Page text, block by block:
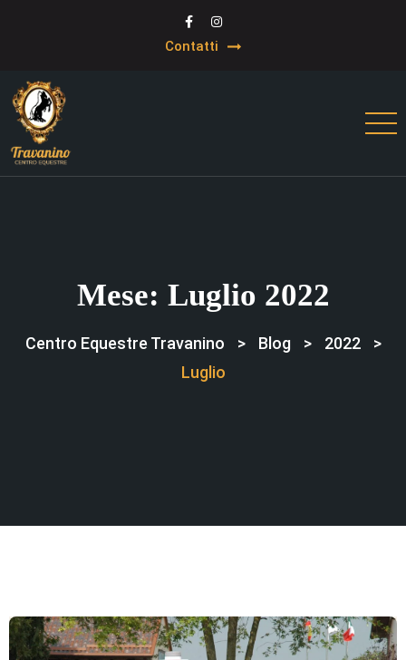
Contatti
Mese: Luglio 2022
Centro Equestre Travanino > Blog > 2022
>
Luglio